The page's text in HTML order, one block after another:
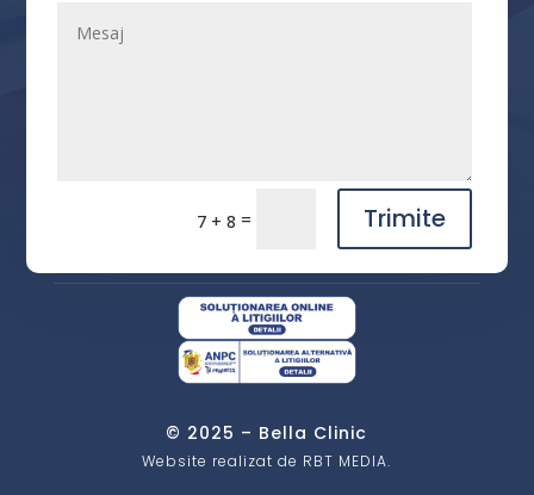
7 + 8 = Trimite
© 2025 – Bella Clinic
Website realizat de RBT MEDIA.